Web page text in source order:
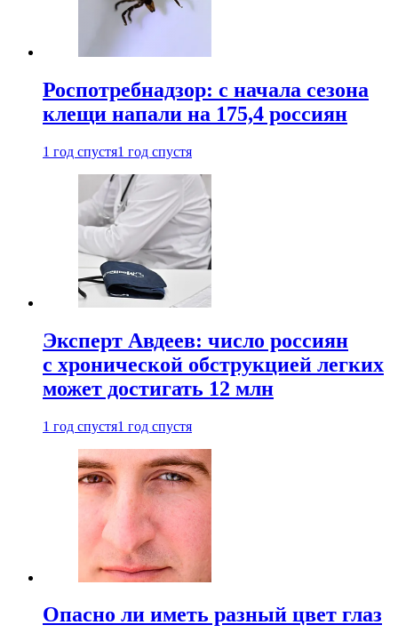
Роспотребнадзор: с начала сезона
клещи напали на 175,4 россиян
1 год спустя1 год спустя
Эксперт Авдеев: число россиян
с хронической обструкцией легких
может достигать 12 млн
1 год спустя1 год спустя
Опасно ли иметь разный цвет глаз